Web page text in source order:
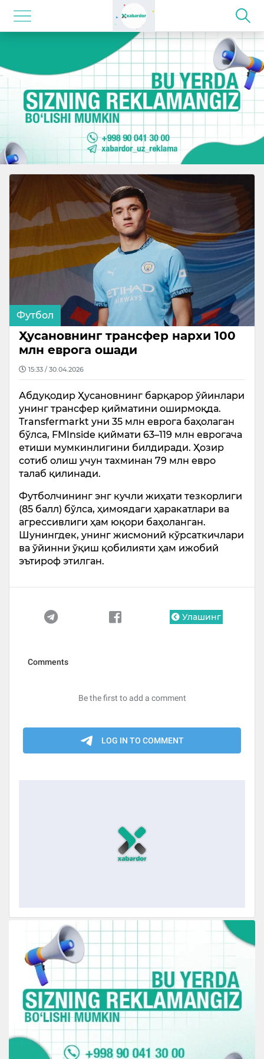
Футбол
Ҳусановнинг трансфер нархи 100
млн еврога ошади
15:33 / 30.04.2026
Абдуқодир Ҳусановнинг барқарор ўйинлари
унинг трансфер қийматини оширмоқда.
Transfermarkt уни 35 млн еврога баҳолаган
бўлса, FMInside қиймати 63–119 млн еврогача
етиши мумкинлигини билдиради. Ҳозир
сотиб олиш учун тахминан 79 млн евро
талаб қилинади.
Футболчининг энг кучли жиҳати тезкорлиги
(85 балл) бўлса, ҳимоядаги ҳаракатлари ва
агрессивлиги ҳам юқори баҳоланган.
Шунингдек, унинг жисмоний кўрсаткичлари
ва ўйинни ўқиш қобилияти ҳам ижобий
эътироф этилган.
Улашинг